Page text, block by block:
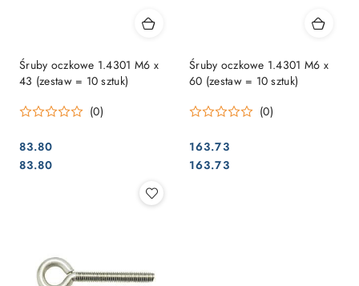
Śruby oczkowe 1.4301 M6 x
43 (zestaw = 10 sztuk)
(0)
Cena:
83.80
Cena:
83.80
Śruby oczkowe 1.4301 M6 x
60 (zestaw = 10 sztuk)
(0)
Cena:
163.73
Cena:
163.73